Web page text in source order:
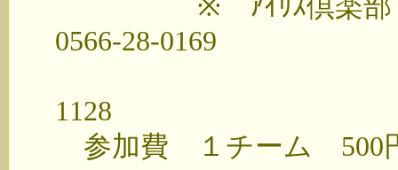
※ ｱｲﾘｽ倶楽部
0566-28-0169
1128
参加費 １チーム 500